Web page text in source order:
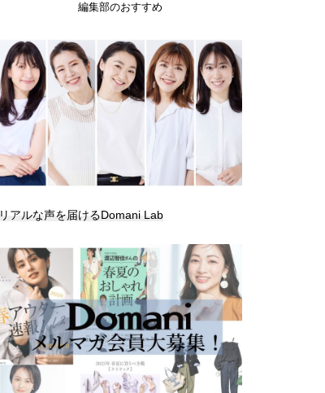
編集部のおすすめ
リアルな声を届けるDomani Lab